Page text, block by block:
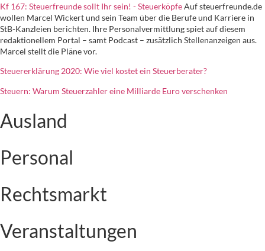
Kf 167: Steuerfreunde sollt Ihr sein! - SteuerköpfeAuf steuerfreunde.de
wollen Marcel Wickert und sein Team über die Berufe und Karriere in
StB-Kanzleien berichten. Ihre Personalvermittlung spiet auf diesem
redaktionellem Portal – samt Podcast – zusätzlich Stellenanzeigen aus.
Marcel stellt die Pläne vor.
Steuererklärung 2020: Wie viel kostet ein Steuerberater?
Steuern: Warum Steuerzahler eine Milliarde Euro verschenken
Ausland
Personal
Rechtsmarkt
Veranstaltungen